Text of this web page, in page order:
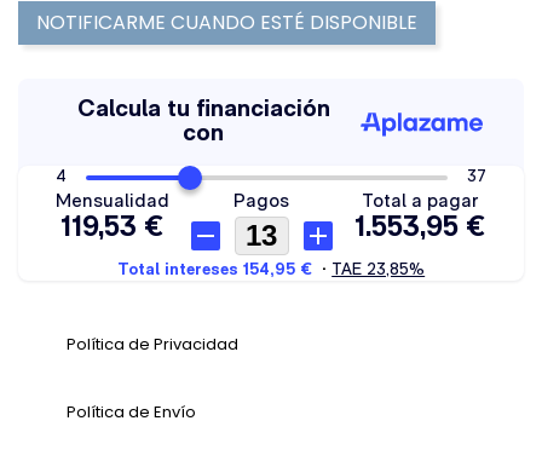
NOTIFICARME CUANDO ESTÉ DISPONIBLE
Política de Privacidad
Política de Envío